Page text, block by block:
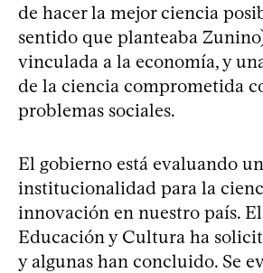
de hacer la mejor ciencia
sentido que planteaba
vinculada a la economía, y
de la ciencia comprometida
problemas sociales.
El gobierno está evaluando
institucionalidad para la
innovación en nuestro país.
Educación y Cultura ha
y algunas han concluido. Se